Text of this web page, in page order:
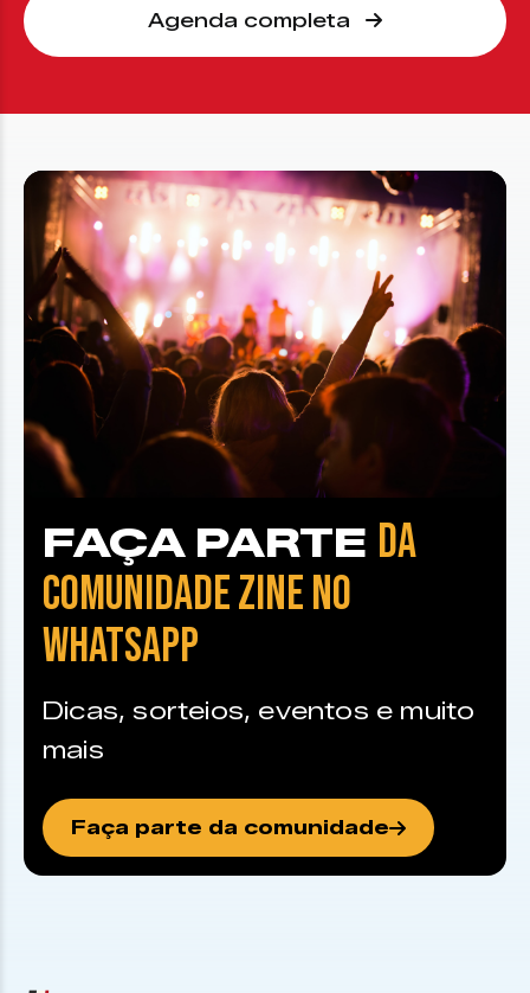
Agenda completa
FAÇA PARTE DA
COMUNIDADE ZINE NO
WHATSAPP
Dicas, sorteios, eventos e muito
mais
Faça parte da comunidade